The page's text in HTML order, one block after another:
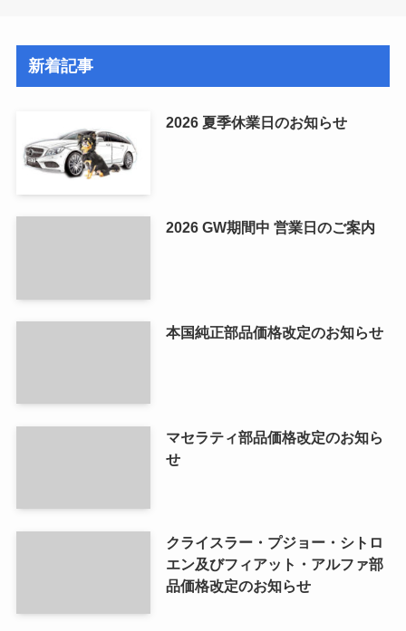
新着記事
2026 夏季休業日のお知らせ
2026 GW期間中 営業日のご案内
本国純正部品価格改定のお知らせ
マセラティ部品価格改定のお知ら
せ
クライスラー・プジョー・シトロ
エン及びフィアット・アルファ部
品価格改定のお知らせ